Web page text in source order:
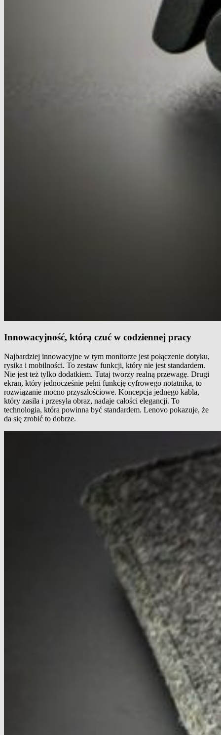
Innowacyjność, którą czuć w codziennej pracy
Najbardziej innowacyjne w tym monitorze jest połączenie dotyku,
rysika i mobilności. To zestaw funkcji, który nie jest standardem.
Nie jest też tylko dodatkiem. Tutaj tworzy realną przewagę. Drugi
ekran, który jednocześnie pełni funkcję cyfrowego notatnika, to
rozwiązanie mocno przyszłościowe. Koncepcja jednego kabla,
który zasila i przesyła obraz, nadaje całości elegancji. To
technologia, która powinna być standardem. Lenovo pokazuje, że
da się zrobić to dobrze.